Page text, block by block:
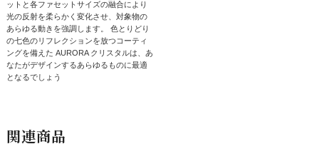
ットと各ファセットサイズの融合により
光の反射を柔らかく変化させ、対象物の
あらゆる動きを強調します。 色とりどり
の七色のリフレクションを放つコーティ
ングを備えた AURORA クリスタルは、あ
なたがデザインするあらゆるものに最適
となるでしょう
関連商品